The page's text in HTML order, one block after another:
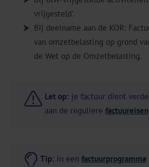
vrijgesteld'.
Bij deelname aan de KOR:
van omzetbelasting op grond
de Wet op de Omzetbelasting.
Let op: je factuur dient
aan de reguliere factuureisen
Tip: in een factuurprogramma